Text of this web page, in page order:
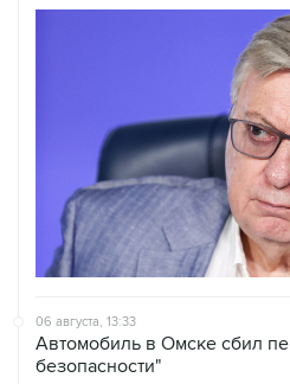
06 августа, 13:33
Автомобиль в Омске сбил
безопасности"